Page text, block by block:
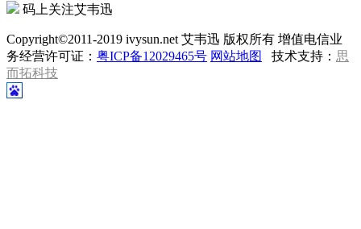
码上关注艾韦迅
Copyright©2011-2019 ivysun.net 艾韦迅 版权所有 增值电信业
务经营许可证： 粤ICP备12029465号 网站地图 技术支持： 思
而拓科技